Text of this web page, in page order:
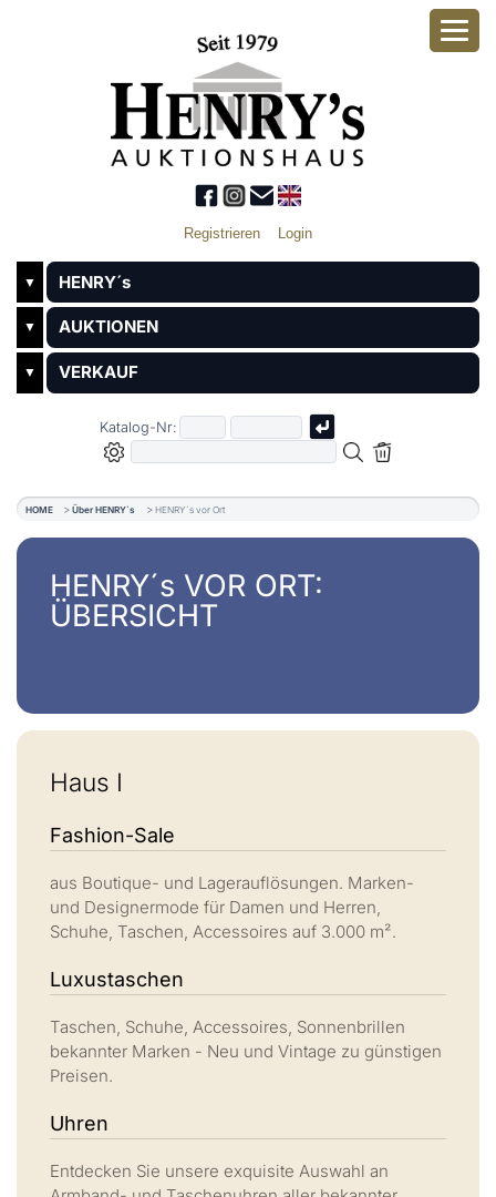
Registrieren Login
▼ HENRY´s
▼ AUKTIONEN
▼ VERKAUF
Katalog-Nr:
HOME Über HENRY´s HENRY´s vor Ort
HENRY´s VOR ORT:
ÜBERSICHT
Haus I
Fashion-Sale
aus Boutique- und Lagerauflösungen. Marken-
und Designermode für Damen und Herren,
Schuhe, Taschen, Accessoires auf 3.000 m².
Luxustaschen
Taschen, Schuhe, Accessoires, Sonnenbrillen
bekannter Marken - Neu und Vintage zu günstigen
Preisen.
Uhren
Entdecken Sie unsere exquisite Auswahl an